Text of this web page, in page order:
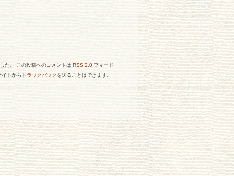
た。 この投稿へのコメントは RSS 2.0 フィード
トから トラックバックを送ることはできます。